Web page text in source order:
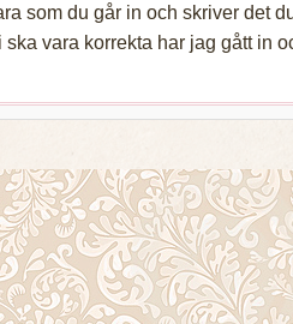
som du går in och skriver det
ska vara korrekta har jag gått in